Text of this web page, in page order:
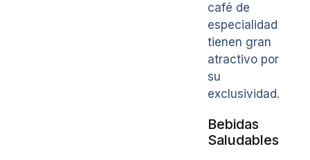
café de
especialidad
tienen gran
atractivo por
su
exclusividad.
Bebidas
Saludables